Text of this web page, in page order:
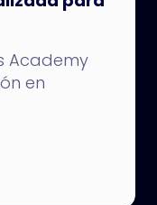
Academy
en